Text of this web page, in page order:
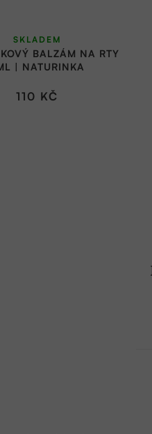
BALZÁM NA RTY
| NATURINKA
SKLADEM
110 KČ